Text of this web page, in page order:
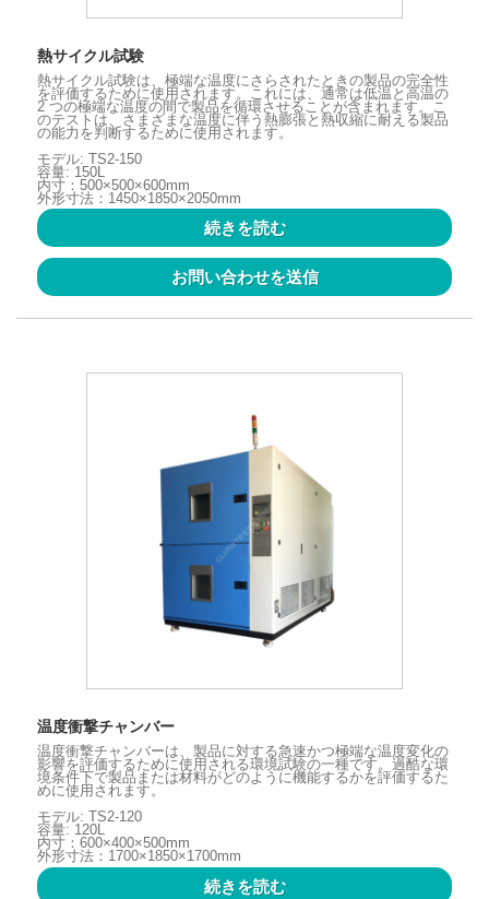
熱サイクル試験
熱サイクル試験は、極端な温度にさらされたときの製品の完全性
を評価するために使用されます。これには、通常は低温と高温の
2 つの極端な温度の間で製品を循環させることが含まれます。こ
のテストは、さまざまな温度に伴う熱膨張と熱収縮に耐える製品
の能力を判断するために使用されます。
モデル: TS2-150
容量: 150L
内寸：500×500×600mm
外形寸法：1450×1850×2050mm
続きを読む
お問い合わせを送信
温度衝撃チャンバー
温度衝撃チャンバーは、製品に対する急速かつ極端な温度変化の
影響を評価するために使用される環境試験の一種です。過酷な環
境条件下で製品または材料がどのように機能するかを評価するた
めに使用されます。
モデル: TS2-120
容量: 120L
内寸：600×400×500mm
外形寸法：1700×1850×1700mm
続きを読む